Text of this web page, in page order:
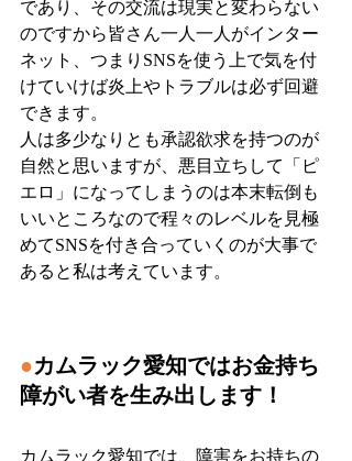
であり、その交流は現実と変わらない
のですから皆さん一人一人がインター
ネット、つまりSNSを使う上で気を付
けていけば炎上やトラブルは必ず回避
できます。
人は多少なりとも承認欲求を持つのが
自然と思いますが、悪目立ちして「ピ
エロ」になってしまうのは本末転倒も
いいところなので程々のレベルを見極
めてSNSを付き合っていくのが大事で
あると私は考えています。
●カムラック愛知ではお金持ち
障がい者を生み出します！
カムラック愛知では、障害をお持ちの